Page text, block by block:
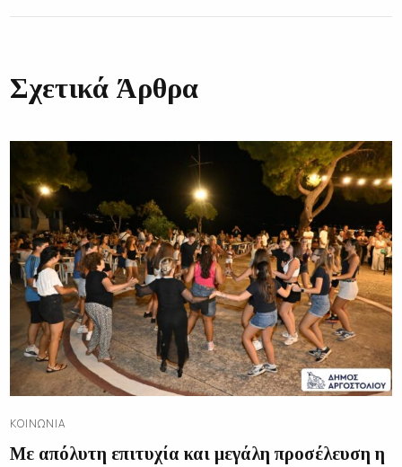
Σχετικά Άρθρα
ΚΟΙΝΩΝΊΑ
Με απόλυτη επιτυχία και μεγάλη προσέλευση η